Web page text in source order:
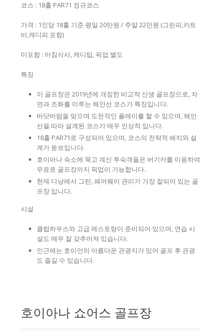
코스 : 18홀 PAR71 정규코스
가격 : 1인당 18홀 기준 평일 20만원 / 주말 22만원 (그린피,카트
비,캐디피 포함)
미포함 : 아침식사, 캐디팁, 픽업 별도
특징
이 골프장은 2019년에 개장한 비교적 신생 골프장으로, 자
연과 조화를 이루는 해안선 코스가 특징입니다.
바닷바람을 맞으며 도전적인 플레이를 할 수 있으며, 해안
선을 따라 설계된 코스가 매우 인상적 입니다.
18홀 PAR71로 구성되어 있으며, 코스의 전략적 배치와 설
계가 돋보입니다.
호이아나 숙소에 묵고 계신 투숙객들은 버기카를 이용하여
무료로 골프장까지 픽업이 가능합니다.
현재 다낭에서 그린, 페어웨이 관리가 가장 잘되어 있는 골
프장 입니다.
시설
클럽하우스와 고급 레스토랑이 준비되어 있으며, 연습 시
설도 매우 잘 갖추어져 있습니다.
인근에는 호이안의 아름다운 관광지가 있어 골프 후 관광
도 즐길 수 있습니다.
호이아나 쇼어스 골프장